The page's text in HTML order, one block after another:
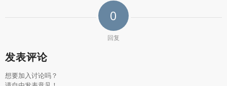
0
回复
发表评论
想要加入讨论吗？